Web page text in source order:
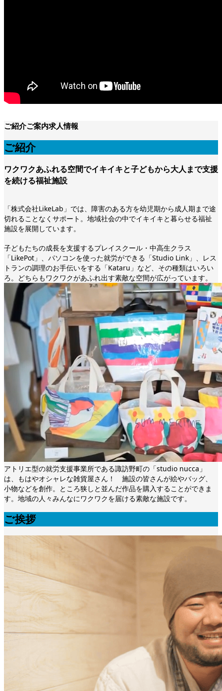
ご紹介ご案内求人情報
ご紹介
ワクワクあふれる空間でイキイキと子どもから大人まで支援
を続ける福祉施設
「株式会社LikeLab」では、障害のある方を幼児期から成人期まで途
切れることなくサポート。地域社会の中でイキイキと暮らせる福祉
施設を展開しています。
子どもたちの成長を支援するプレイスクール・中高生クラス
「LikePot」、パソコンを使った就労ができる「Studio Link」、レス
トランの調理のお手伝いをする「Kataru」など、その種類はいろい
ろ。どちらもワクワクがあふれ出す素敵な空間が広がっています。
アトリエ型の就労支援事業所である諏訪野町の「studio nucca」
は、もはやオシャレな雑貨屋さん！ 施設の皆さんが絵やバッグ、
小物などを創作。ところ狭しと並んだ作品を購入することができま
す。地域の人々みんなにワクワクを届ける素敵な施設です。
ご挨拶